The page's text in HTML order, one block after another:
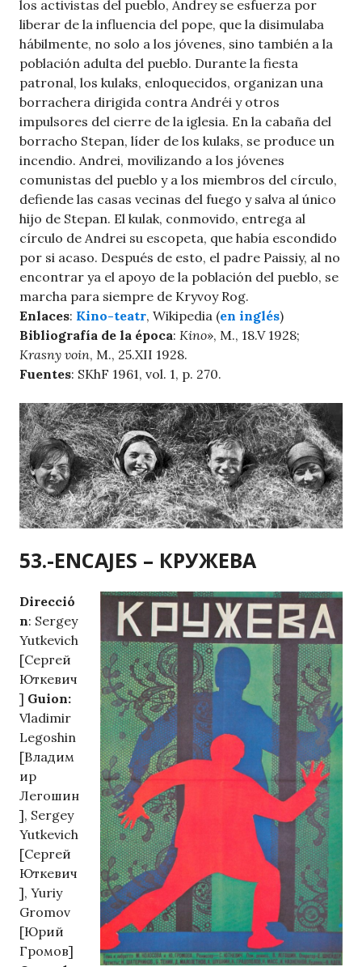
los activistas del pueblo, Andrey se esfuerza por
liberar de la influencia del pope, que la disimulaba
hábilmente, no solo a los jóvenes, sino también a la
población adulta del pueblo. Durante la fiesta
patronal, los kulaks, enloquecidos, organizan una
borrachera dirigida contra Andréi y otros
impulsores del cierre de la iglesia. En la cabaña del
borracho Stepan, líder de los kulaks, se produce un
incendio. Andrei, movilizando a los jóvenes
comunistas del pueblo y a los miembros del círculo,
defiende las casas vecinas del fuego y salva al único
hijo de Stepan. El kulak, conmovido, entrega al
círculo de Andrei su escopeta, que había escondido
por si acaso. Después de esto, el padre Paissiy, al no
encontrar ya el apoyo de la población del pueblo, se
marcha para siempre de Kryvoy Rog.
Enlaces: Kino-teatr, Wikipedia (en inglés)
Bibliografía de la época: Kino», M., 18.V 1928;
Krasny voin, M., 25.XII 1928.
Fuentes: SKhF 1961, vol. 1, p. 270.
53.-ENCAJES – КРУЖЕВА
Direcció
n: Sergey
Yutkevich
[Сергей
Юткевич
] Guion:
Vladimir
Legoshin
[Владим
ир
Легошин
], Sergey
Yutkevich
[Сергей
Юткевич
], Yuriy
Gromov
[Юрий
Громов]